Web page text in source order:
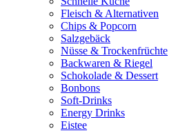
Fleisch & Alternativen
Chips & Popcorn
Salzgebäck
Nüsse & Trockenfrüchte
Backwaren & Riegel
Schokolade & Dessert
Bonbons
Soft-Drinks
Energy Drinks
Eistee